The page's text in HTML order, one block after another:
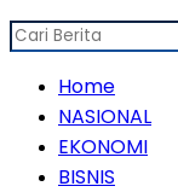
Home
NASIONAL
EKONOMI
BISNIS